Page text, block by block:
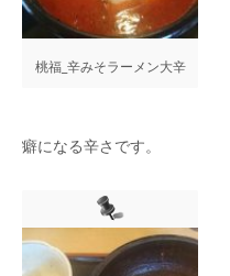
桃福_辛みそラーメン大辛
癖になる辛さです。